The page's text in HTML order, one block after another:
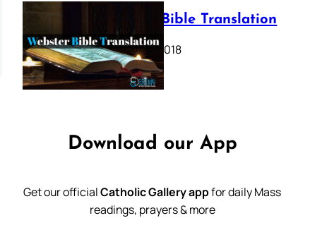
Webster Bible Translation
October 11, 2018
Download our App
Get our officialCatholic Gallery appfor daily Mass
readings, prayers & more